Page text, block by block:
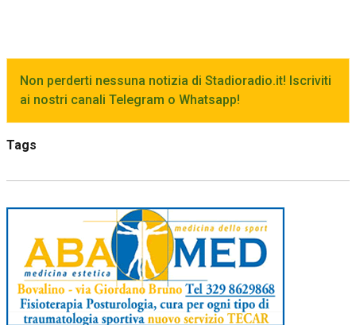
Non perderti nessuna notizia di Stadioradio.it! Iscriviti
ai nostri canali Telegram o Whatsapp!
Tags